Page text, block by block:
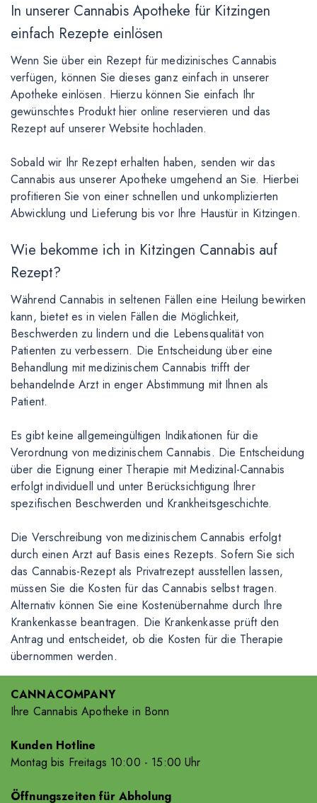
In unserer Cannabis Apotheke für Kitzingen
einfach Rezepte einlösen
Wenn Sie über ein Rezept für medizinisches Cannabis
verfügen, können Sie dieses ganz einfach in unserer
Apotheke einlösen. Hierzu können Sie einfach Ihr
gewünschtes Produkt hier online reservieren und das
Rezept auf unserer Website hochladen.
Sobald wir Ihr Rezept erhalten haben, senden wir das
Cannabis aus unserer Apotheke umgehend an Sie. Hierbei
profitieren Sie von einer schnellen und unkomplizierten
Abwicklung und Lieferung bis vor Ihre Haustür in Kitzingen.
Wie bekomme ich in Kitzingen Cannabis auf
Rezept?
Während Cannabis in seltenen Fällen eine Heilung bewirken
kann, bietet es in vielen Fällen die Möglichkeit,
Beschwerden zu lindern und die Lebensqualität von
Patienten zu verbessern. Die Entscheidung über eine
Behandlung mit medizinischem Cannabis trifft der
behandelnde Arzt in enger Abstimmung mit Ihnen als
Patient.
Es gibt keine allgemeingültigen Indikationen für die
Verordnung von medizinischem Cannabis. Die Entscheidung
über die Eignung einer Therapie mit Medizinal-Cannabis
erfolgt individuell und unter Berücksichtigung Ihrer
spezifischen Beschwerden und Krankheitsgeschichte.
Die Verschreibung von medizinischem Cannabis erfolgt
durch einen Arzt auf Basis eines Rezepts. Sofern Sie sich
das Cannabis-Rezept als Privatrezept ausstellen lassen,
müssen Sie die Kosten für das Cannabis selbst tragen.
Alternativ können Sie eine Kostenübernahme durch Ihre
Krankenkasse beantragen. Die Krankenkasse prüft den
Antrag und entscheidet, ob die Kosten für die Therapie
übernommen werden.
CANNACOMPANY
Ihre Cannabis Apotheke in Bonn
Kunden Hotline
Montag bis Freitags 10:00 - 15:00 Uhr
Öffnungszeiten für Abholung